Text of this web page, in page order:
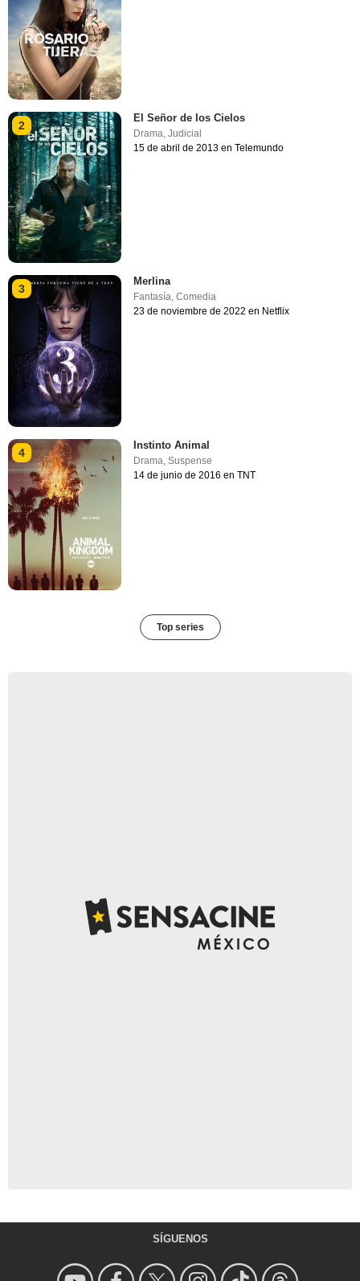
2
El Señor de los Cielos
Drama,Judicial
15 de abril de 2013 en Telemundo
3
Merlina
Fantasía,Comedia
23 de noviembre de 2022 en Netflix
4
Instinto Animal
Drama ,Suspense
14 de junio de 2016 en TNT
Top series
SÍGUENOS